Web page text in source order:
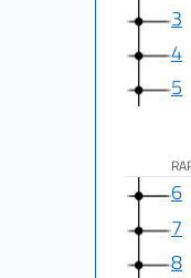
3
4
5
6
7
8